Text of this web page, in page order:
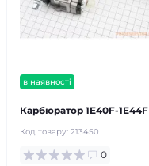
в наявності
Карбюратор 1E40F-1E44F
Код товару: 213450
0